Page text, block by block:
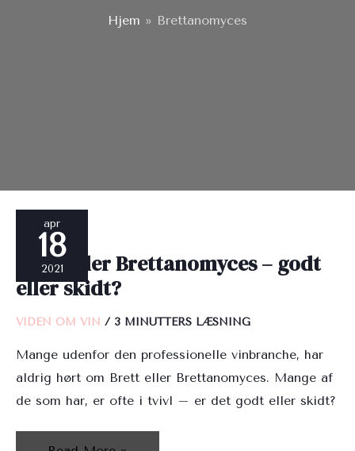
Hjem » Brettanomyces
apr
18
2021
Brett eller Brettanomyces – godt
eller skidt?
VIDEN OM VIN / 3 MINUTTERS LÆSNING
Mange udenfor den professionelle vinbranche, har
aldrig hørt om Brett eller Brettanomyces. Mange af
de som har, er ofte i tvivl – er det godt eller skidt?
Brett
eller
Brettanomyces
–
skidt?